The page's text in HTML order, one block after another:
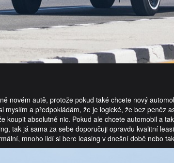
novém autě, protože pokud také chcete nový
myslím a předpokládám, že je logické, že bez peněz
koupit absolutně nic. Pokud ale chcete automobil a
tak já sama za sebe doporučuji opravdu kvalitní
mnoho lidí si bere leasing v dnešní době nebo